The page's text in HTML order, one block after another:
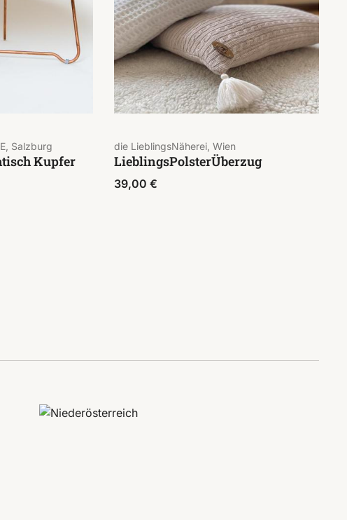
Salzburg
Kupfer
die LieblingsNäherei, Wien
LieblingsPolsterÜberzug
39,00 €